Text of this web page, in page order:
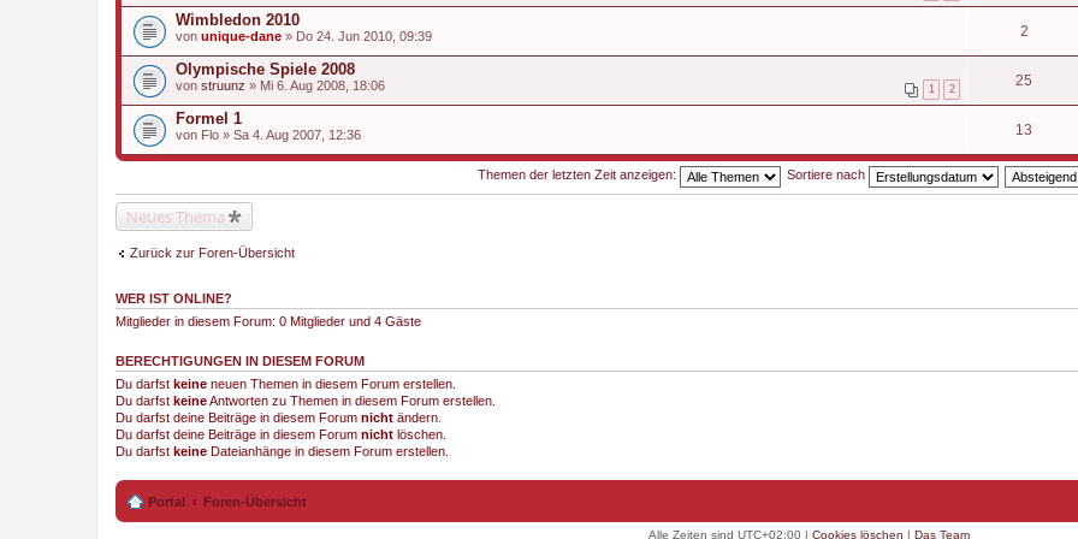
Wimbledon 2010
von unique-dane » Do 24. Jun 2010, 09:39 2
Olympische Spiele 2008
1 2
von struunz » Mi 6. Aug 2008, 18:06 25
Formel 1
von Flo » Sa 4. Aug 2007, 12:36 13
Themen der letzten Zeit anzeigen: Sortiere nach
Neues Thema
Zurück zur Foren-Übersicht
WER IST ONLINE?
Mitglieder in diesem Forum: 0 Mitglieder und 4 Gäste
BERECHTIGUNGEN IN DIESEM FORUM
Du darfst keine neuen Themen in diesem Forum erstellen.
Du darfst keineAntworten zu Themen in diesem Forum erstellen.
Du darfst deine Beiträge in diesem Forum nicht ändern.
Du darfst deine Beiträge in diesem Forum nicht löschen.
Du darfst keine Dateianhänge in diesem Forum erstellen.
Portal Foren-Übersicht
Alle Zeiten sind UTC+02:00| Cookies löschen | Das Team